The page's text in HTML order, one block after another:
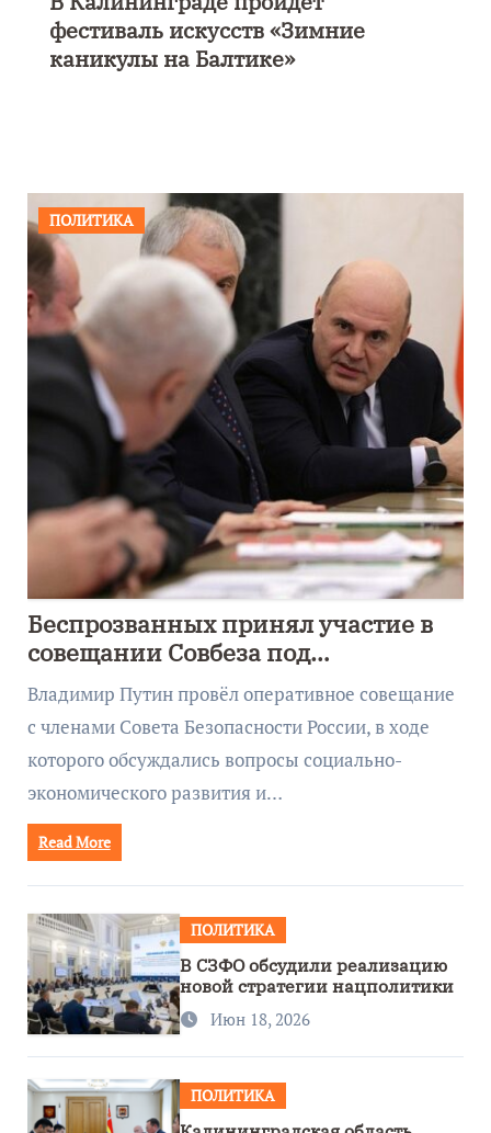
«Зимние
парусом» откроется
Калининграде
ПОЛИТИКА
Беспрозванных принял участие в
совещании Совбеза под
руководством Путина
Владимир Путин провёл оперативное совещание
с членами Совета Безопасности России, в ходе
которого обсуждались вопросы социально-
экономического развития и…
Read More
ПОЛИТИКА
В СЗФО обсудили реализацию
новой стратегии нацполитики
Июн 18, 2026
ПОЛИТИКА